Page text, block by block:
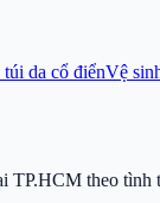
túi da cổ điểnVệ
theo tình